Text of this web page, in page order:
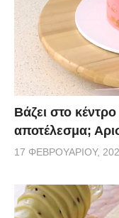
Βάζει στο
αποτέλεσμα;
17 ΦΕΒΡΟΥΑΡΊΟΥ,